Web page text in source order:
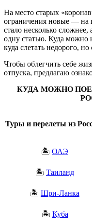
На место старых
ограничения новые — на
стало несколько сложнее,
одну статью. Куда можно
куда слетать недорого, но
Чтобы облегчить себе
отпуска, предлагаю
КУДА МОЖНО
Туры и перелеты из
🏝️ ОАЭ
🏝️ Таиланд
🏝️ Шри-Ланка
🏝️ Куба